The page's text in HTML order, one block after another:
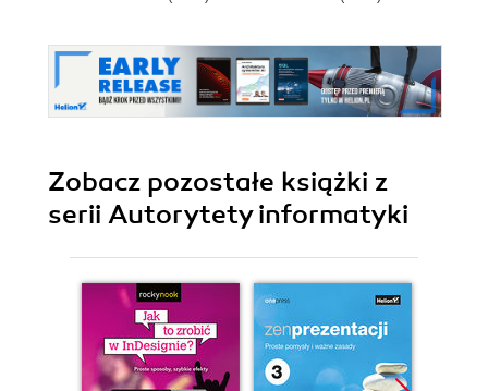
Zobacz pozostałe książki z
serii Autorytety informatyki